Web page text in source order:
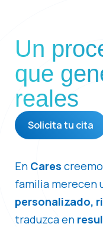
Un
que
reales
Solicita tu cita
En Cares
familia merecen
personalizado,
traduzca en